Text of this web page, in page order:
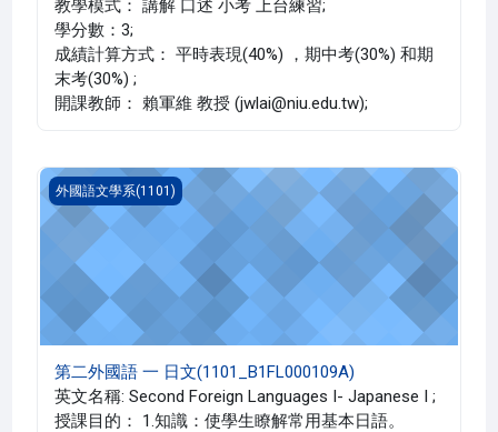
教學模式： 講解 口述 小考 上台練習;
學分數：3;
成績計算方式： 平時表現(40%) ，期中考(30%) 和期
末考(30%) ;
開課教師： 賴軍維 教授 (jwlai@niu.edu.tw);
第二外國語 一 日文(1101_B1FL000109A)
外國語文學系(1101)
第二外國語 一 日文(1101_B1FL000109A)
英文名稱: Second Foreign Languages I- Japanese I ;
授課目的： 1.知識：使學生瞭解常用基本日語。